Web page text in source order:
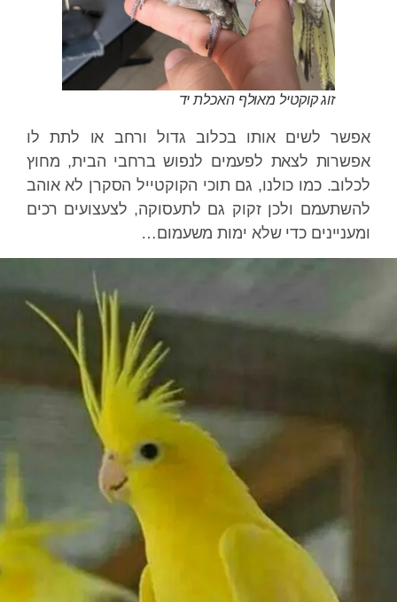
זוג קוקטיל מאולף האכלת יד
לשים אותו בכלוב גדול ורחב או לתת לו
לצאת לפעמים לנפוש ברחבי הבית, מחוץ
כמו כולנו, גם תוכי הקוקטייל הסקרן לא אוהב
ולכן זקוק גם לתעסוקה, לצעצועים רכים
כדי שלא ימות משעמום…